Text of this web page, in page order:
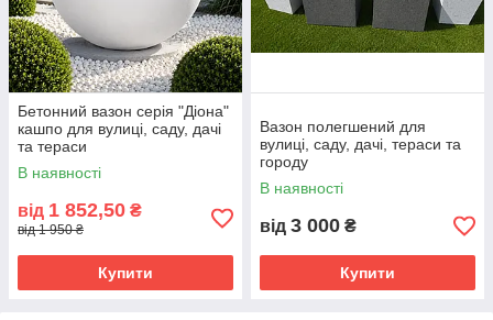
Бетонний вазон серія "Діона"
кашпо для вулиці, саду, дачі
та тераси
В наявності
від 1 852,50 ₴
від 1 950 ₴
Купити
Вазон полегшений для
вулиці, саду, дачі, тераси та
городу
В наявності
від 3 000 ₴
Купити